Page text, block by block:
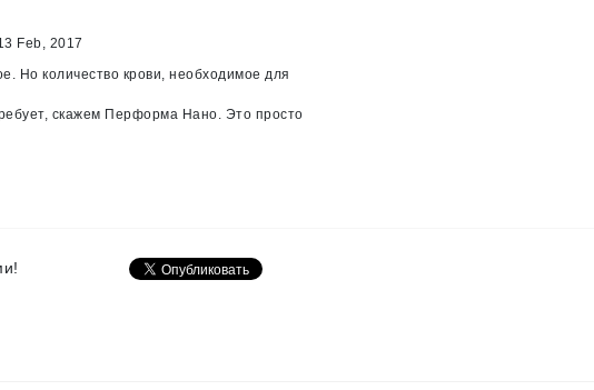
Feb, 2017
Но количество крови, необходимое для
скажем Перформа Нано. Это просто